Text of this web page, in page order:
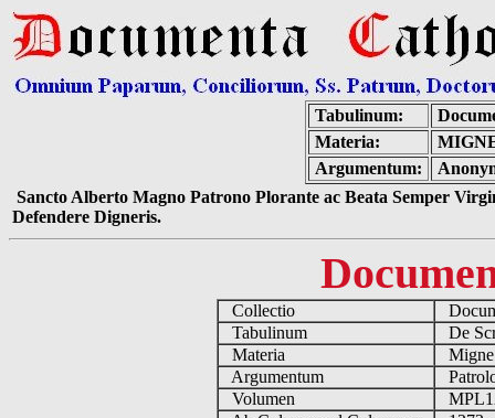
Tabulinum:
Materia:
Argumentum:
Sancto Alberto Magno Patrono Plorante ac Beata Semper
Defendere Digneris.
Collectio
Tabulinum
De
Materia
Argumentum
Volumen